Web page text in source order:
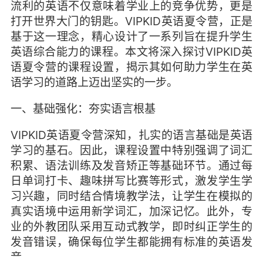
流利的英语不仅意味着学业上的竞争优势，更是
打开世界大门的钥匙。VIPKID英语夏令营，正是
基于这一理念，精心设计了一系列旨在提升学生
英语综合能力的课程。本文将深入探讨VIPKID英
语夏令营的课程设置，揭示其如何助力学生在英
语学习的道路上迈出坚实的一步。
一、基础强化：夯实语言根基
VIPKID英语夏令营深知，扎实的语言基础是英语
学习的基石。因此，课程设置中特别强调了词汇
积累、语法训练及发音矫正等基础环节。通过每
日单词打卡、趣味拼写比赛等形式，激发学生学
习兴趣，同时结合情境教学法，让学生在模拟的
真实语境中运用新学词汇，加深记忆。此外，专
业的外教团队采用互动式教学，即时纠正学生的
发音错误，确保每位学生都能拥有标准的英语发